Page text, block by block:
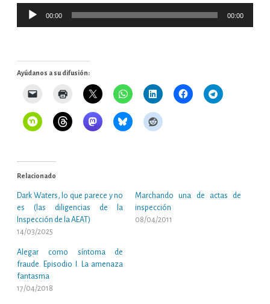
Reproductor
de
00:00 00:00
Ayúdanos a su difusión:
Relacionado
Dark Waters, lo que parece y no
es (las diligencias de la
Inspección de la AEAT)
14/03/2025
Marchando una de actas de
inspección
08/04/2011
Alegar como síntoma de
fraude. Episodio I. La amenaza
fantasma
17/04/2018